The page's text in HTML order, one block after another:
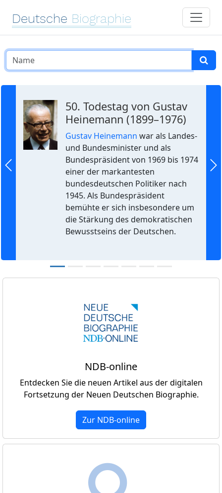
Deutsche Biographie
50. Todestag von Gustav
Heinemann (1899–1976)
Gustav Heinemann war als Landes-
und Bundesminister und als
Bundespräsident von 1969 bis 1974
einer der markantesten
bundesdeutschen Politiker nach
1945. Als Bundespräsident
bemühte er sich insbesondere um
die Stärkung des demokratischen
Bewusstseins der Deutschen.
NDB-online
Entdecken Sie die neuen Artikel aus der digitalen
Fortsetzung der Neuen Deutschen Biographie.
Zur NDB-online